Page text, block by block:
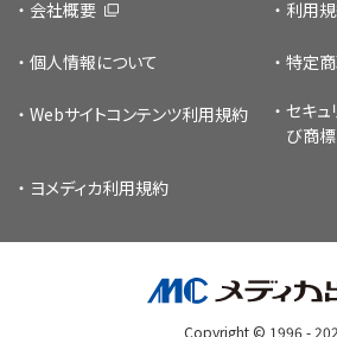
会社概要 利用
個人情報について 特定
Webサイトコンテンツ利用規約 セキュ
び商
ヨメディカ利用規約
Copyright © 1996 -